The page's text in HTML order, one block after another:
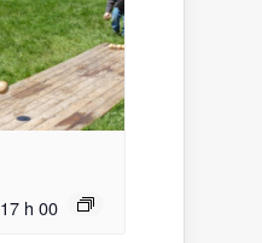
17 h 00